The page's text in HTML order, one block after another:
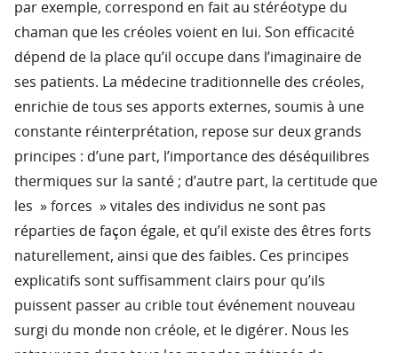
par exemple, correspond en fait au stéréotype du
chaman que les créoles voient en lui. Son efficacité
dépend de la place qu’il occupe dans l’imaginaire de
ses patients. La médecine traditionnelle des créoles,
enrichie de tous ses apports externes, soumis à une
constante réinterprétation, repose sur deux grands
principes : d’une part, l’importance des déséquilibres
thermiques sur la santé ; d’autre part, la certitude que
les » forces » vitales des individus ne sont pas
réparties de façon égale, et qu’il existe des êtres forts
naturellement, ainsi que des faibles. Ces principes
explicatifs sont suffisamment clairs pour qu’ils
puissent passer au crible tout événement nouveau
surgi du monde non créole, et le digérer. Nous les